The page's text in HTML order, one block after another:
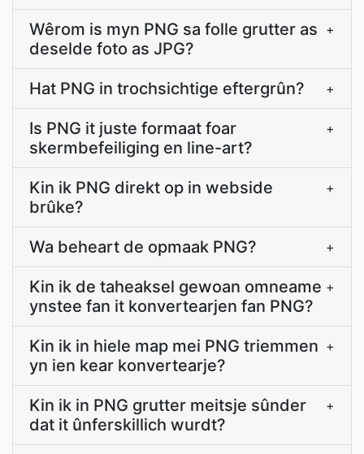
Wêrom is myn PNG sa folle grutter as
deselde foto as JPG?
+
Hat PNG in trochsichtige eftergrûn? +
Is PNG it juste formaat foar
skermbefeiliging en line-art?
+
Kin ik PNG direkt op in webside
brûke?
+
Wa beheart de opmaak PNG? +
Kin ik de taheaksel gewoan omneame
ynstee fan it konvertearjen fan PNG?
+
Kin ik in hiele map mei PNG triemmen
yn ien kear konvertearje?
+
Kin ik in PNG grutter meitsje sûnder
dat it ûnferskillich wurdt?
+